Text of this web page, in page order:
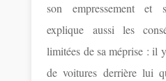
son empressement et
explique aussi les
limitées de sa méprise : il
de voitures derrière lui